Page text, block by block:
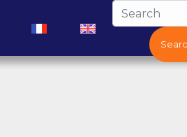
(current)(current)(current)